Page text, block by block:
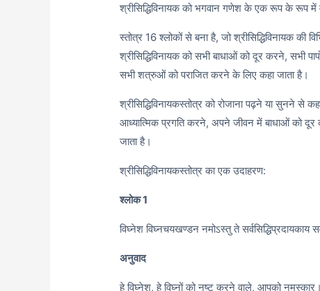
श्रीसिद्धिविनायक को भगवान गणेश के एक रूप के रूप में
स्तोत्र 16 श्लोकों से बना है, जो श्रीसिद्धिविनायक की
श्रीसिद्धिविनायक को सभी बाधाओं को दूर करने,
सभी शत्रुओं को पराजित करने के लिए कहा जाता है।
श्रीसिद्धिविनायकस्तोत्र को रोजाना पढ़ने या सुनने से
आध्यात्मिक प्रगति करने, अपने जीवन में बाधाओं को
जाता है।
श्रीसिद्धिविनायकस्तोत्र का एक उदाहरण:
श्लोक 1
विघ्नेश विघ्नचयखण्डन नमोऽस्तु ते सर्वसिद्धिप्रदायकाय
अनुवाद
हे विघ्नेश, हे विघ्नों को नष्ट करने वाले, आपको